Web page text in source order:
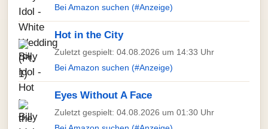
Bei Amazon suchen (#Anzeige)
Hot in the City
Zuletzt gespielt: 04.08.2026 um 14:33 Uhr
Bei Amazon suchen (#Anzeige)
Eyes Without A Face
Zuletzt gespielt: 04.08.2026 um 01:30 Uhr